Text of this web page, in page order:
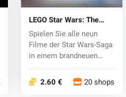
LEGO Star Wars: The
Skywalker Saga (PC) key
Spielen Sie alle neun
Filme der Star Wars-Saga
in einem brandneuen
2.60 € 20 shops